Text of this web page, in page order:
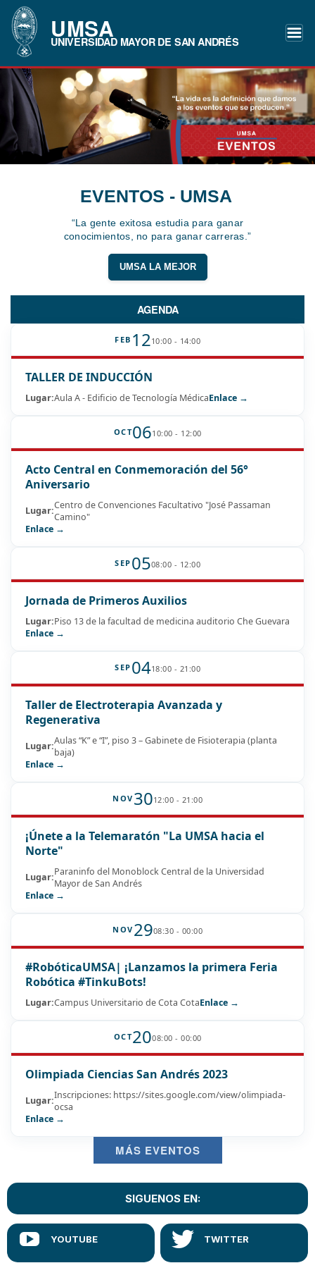
UMSA
UNIVERSIDAD MAYOR DE SAN ANDRÉS
EVENTOS - UMSA
“La gente exitosa estudia para ganar
conocimientos, no para ganar carreras.”
UMSA LA MEJOR
AGENDA
FEB 1210:00 - 14:00
TALLER DE INDUCCIÓN
Lugar:Aula A - Edificio de Tecnología MédicaEnlace →
OCT0610:00 - 12:00
Acto Central en Conmemoración del 56°
Aniversario
Lugar:Centro de Convenciones Facultativo "José Passaman
Camino"
Enlace →
SEP 0508:00 - 12:00
Jornada de Primeros Auxilios
Lugar:Piso 13 de la facultad de medicina auditorio Che Guevara
Enlace →
SEP 0418:00 - 21:00
Taller de Electroterapia Avanzada y
Regenerativa
Lugar:Aulas “K” e “I”, piso 3 – Gabinete de Fisioterapia (planta
baja)
Enlace →
NOV 3012:00 - 21:00
¡Únete a la Telemaratón "La UMSA hacia el
Norte"
Lugar:Paraninfo del Monoblock Central de la Universidad
Mayor de San Andrés
Enlace →
NOV 2908:30 - 00:00
#RobóticaUMSA| ¡Lanzamos la primera Feria
Robótica #TinkuBots!
Lugar:Campus Universitario de Cota CotaEnlace →
OCT2008:00 - 00:00
Olimpiada Ciencias San Andrés 2023
Lugar:Inscripciones: https://sites.google.com/view/olimpiada-
ocsa
Enlace →
MÁS EVENTOS
SIGUENOS EN: